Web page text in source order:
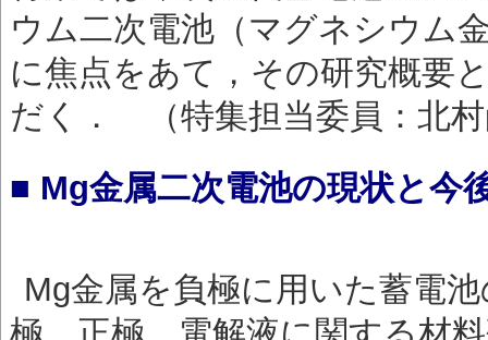
ウム二次電池（マグネシウム
に焦点をあて，その研究概要
だく． （特集担当委員：北
■ Mg金属二次電池の現状と今
Mg金属を負極に用いた蓄電